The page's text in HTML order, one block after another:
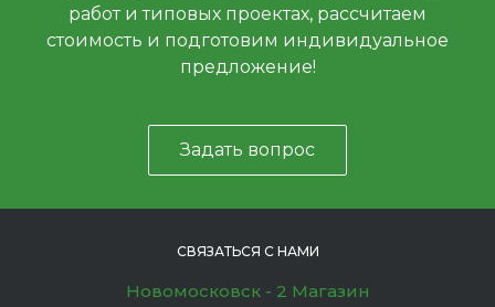
работ и типовых проектах, рассчитаем
стоимость и подготовим индивидуальное
предложение!
Задать вопрос
СВЯЗАТЬСЯ С НАМИ
Новомосковск - 2 Магазин